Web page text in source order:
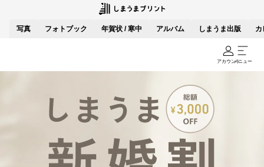
写真 フォトブック 年賀状 / 寒中 アルバム しまうま出版 カ
アカウントメニュー